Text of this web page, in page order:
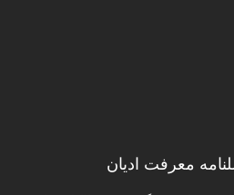
معرفت ادیان